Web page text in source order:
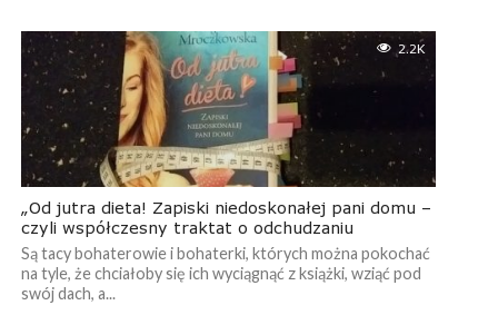
2.2K
„Od jutra dieta! Zapiski niedoskonałej pani domu –
czyli współczesny traktat o odchudzaniu
Są tacy bohaterowie i bohaterki, których można pokochać
na tyle, że chciałoby się ich wyciągnąć z książki, wziąć pod
swój dach, a...